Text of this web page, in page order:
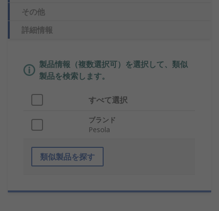
その他
詳細情報
製品情報（複数選択可）を選択して、類似
製品を検索します。
すべて選択
ブランド
Pesola
類似製品を探す